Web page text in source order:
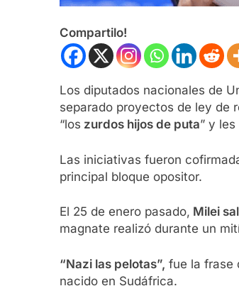
Compartilo!
Los diputados nacionales de
separado proyectos de ley de
“los zurdos hijos de puta” y
Las iniciativas fueron
principal bloque opositor.
El 25 de enero pasado, Milei
magnate realizó durante un
“Nazi las pelotas”, fue la frase
nacido en Sudáfrica.